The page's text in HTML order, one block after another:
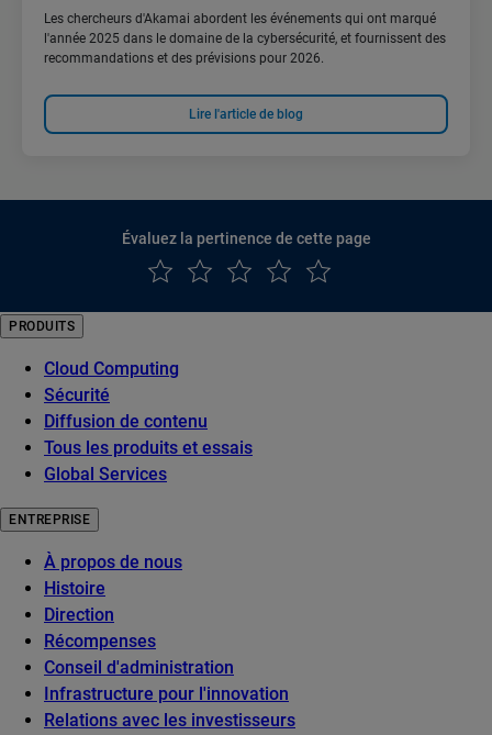
Les chercheurs d'Akamai abordent les événements qui ont marqué
l'année 2025 dans le domaine de la cybersécurité, et fournissent des
recommandations et des prévisions pour 2026.
Lire l'article de blog
Évaluez la pertinence de cette page
PRODUITS
Cloud Computing
Sécurité
Diffusion de contenu
Tous les produits et essais
Global Services
ENTREPRISE
À propos de nous
Histoire
Direction
Récompenses
Conseil d'administration
Infrastructure pour l'innovation
Relations avec les investisseurs